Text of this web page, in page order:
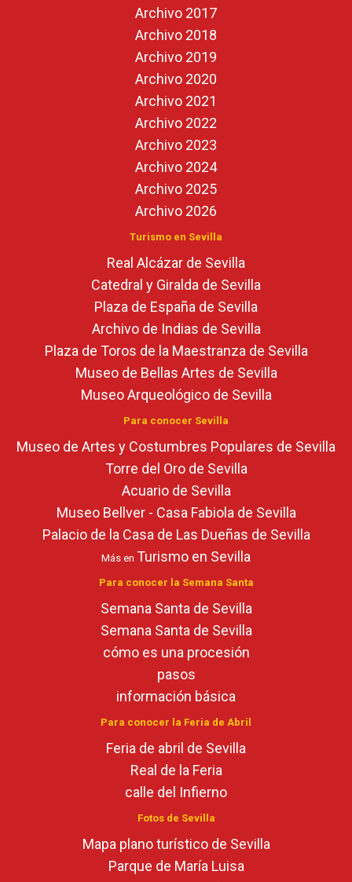
Archivo 2017
Archivo 2018
Archivo 2019
Archivo 2020
Archivo 2021
Archivo 2022
Archivo 2023
Archivo 2024
Archivo 2025
Archivo 2026
Turismo en Sevilla
Real Alcázar de Sevilla
Catedral y Giralda de Sevilla
Plaza de España de Sevilla
Archivo de Indias de Sevilla
Plaza de Toros de la Maestranza de Sevilla
Museo de Bellas Artes de Sevilla
Museo Arqueológico de Sevilla
Para conocer Sevilla
Museo de Artes y Costumbres Populares de Sevilla
Torre del Oro de Sevilla
Acuario de Sevilla
Museo Bellver - Casa Fabiola de Sevilla
Palacio de la Casa de Las Dueñas de Sevilla
Más en Turismo en Sevilla
Para conocer la Semana Santa
Semana Santa de Sevilla
Semana Santa de Sevilla
cómo es una procesión
pasos
información básica
Para conocer la Feria de Abril
Feria de abril de Sevilla
Real de la Feria
calle del Infierno
Fotos de Sevilla
Mapa plano turístico de Sevilla
Parque de María Luisa